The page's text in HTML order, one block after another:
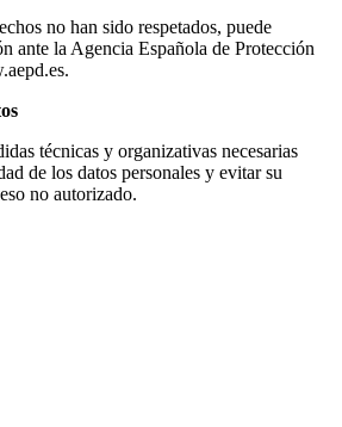
no han sido respetados, puede
ante la Agencia Española de Protección
técnicas y organizativas necesarias
de los datos personales y evitar su
no autorizado.